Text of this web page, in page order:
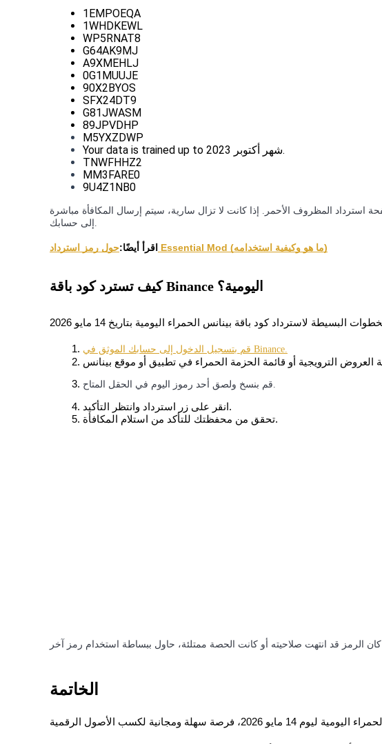
كن متداول نسخ
استمتع بتقاسم الأرباح وعمولات نسخ التداول
تحليل البيانات الضخمة بما في ذلك المعلومات التجارية، وما إلى ذلك.
دليل المبتدئين للعقود الآجلة
1EMPOEQA
1WHDKEWL
WP5RNAT8
G64AK9MJ
A9XMEHLJ
0G1MUUJE
90X2BYOS
SFX24DT9
G81JWASM
89JPVDHP
M5YXZDWP
Your data is trained up to شهر أكتوبر 2023.
TNWFHHZ2
MM3FARE0
9U4Z1NB0
استرداد المظروف الأحمر. إذا كانت لا تزال سارية، سيتم إرسال المكافأة مباشرة
اقرأ أيضًا: حول رمز استرداد Essential Mod (ما هو وكيفية استخدامه)
كيف تسترد كود باقة Binance اليومية؟
قم بتسجيل الدخول إلى حسابك الموثق في Binance.
قم بنسخ ولصق أحد رموز اليوم في الحقل المتاح.
انقر على زر استرداد وانتظر التأكيد.
تحقق من محفظتك للتأكد من استلام المكافأة.
الخاتمة